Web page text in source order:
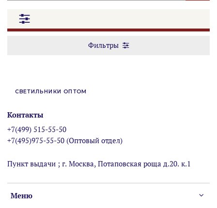
Фильтры
СВЕТИЛЬНИКИ ОПТОМ
Меню
Контакты
+7(499) 515-55-50
+7(495)975-55-50 (Оптовый отдел)
Пункт выдачи ; г. Москва, Потаповская роща д.20. к.1